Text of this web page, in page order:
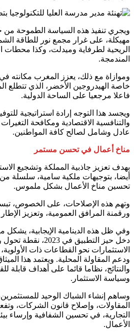
ويجري تنفيذ هذه السياسة الطموحة من
مهيكلة، على غرار مجمع نور للطاقة
الريحية لطرفاية وميدلت، وكذا محطات
المندمجة.
وموازاة مع ذلك، يعزز المغرب مكانته
خاصة الهيدروجين الأخضر، الذي تتطلع
فاعلا مرجعيا على الساحة الدولية.
ويجسد هذا التوجه إرادة استراتيجية
والتنافسية الاقتصادية ومكافحة
عادل وشامل لصالح كافة المواطنين.
مناخ أعمال في تحسن مستمر
بهدف تعزيز جاذبية المملكة وتشجيع
أيضا، بتوجيهات ملكية سامية، سلسلة من
تحسين مناخ الأعمال بشكل ملموس.
وتهم هذه الإصلاحات، على الخصوص،
ورقمنة المرافق العمومية، وتعزيز
وفي ظل هذه الدينامية الإيجابية، يشكل
دخل حيز التطبيق في
الاستثمارات نحو القطاعات ذات
ودعم المقاولة المحلية. ويعتمد هذا
والنتائج، نظاما قائما على أهداف قابلة
وسياسة الاستثمار.
وساهم إنشاء الشباك الوحيد
المقاولات، وإصلاح قانون الشركات،
التجارية، في تحسين الشفافية وإرساء
الأعمال.